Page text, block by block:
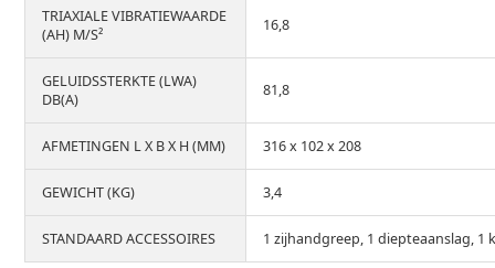
TRIAXIALE VIBRATIEWAARDE
(AH) M/S²
16,8
GELUIDSSTERKTE (LWA)
DB(A)
81,8
AFMETINGEN L X B X H (MM) 316 x 102 x 208
GEWICHT (KG) 3,4
STANDAARD ACCESSOIRES 1 zijhandgreep, 1 diepteaanslag,